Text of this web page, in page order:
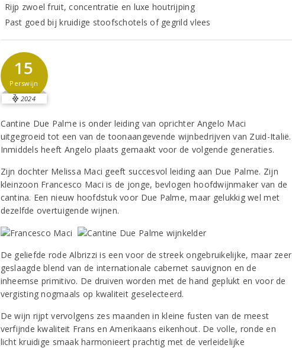
Rijp zwoel fruit, concentratie en luxe houtrijping
Past goed bij kruidige stoofschotels of gegrild vlees
15
Perswijn
2024
Cantine Due Palme is onder leiding van oprichter Angelo Maci
uitgegroeid tot een van de toonaangevende wijnbedrijven van Zuid-Italië.
Inmiddels heeft Angelo plaats gemaakt voor de volgende generaties.
Zijn dochter Melissa Maci geeft succesvol leiding aan Due Palme. Zijn
kleinzoon Francesco Maci is de jonge, bevlogen hoofdwĳnmaker van de
cantina. Een nieuw hoofdstuk voor Due Palme, maar gelukkig wel met
dezelfde overtuigende wijnen.
De geliefde rode Albrizzi is een voor de streek ongebruikelijke, maar zeer
geslaagde blend van de internationale cabernet sauvignon en de
inheemse primitivo. De druiven worden met de hand geplukt en voor de
vergisting nogmaals op kwaliteit geselecteerd.
De wijn rijpt vervolgens zes maanden in kleine fusten van de meest
verfijnde kwaliteit Frans en Amerikaans eikenhout. De volle, ronde en
licht kruidige smaak harmonieert prachtig met de verleidelijke